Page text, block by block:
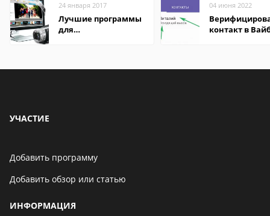
24 января 2017
Лучшие программы
для
04 июня 2022
контакт в
УЧАСТИЕ
Добавить программу
Добавить обзор или статью
ИНФОРМАЦИЯ